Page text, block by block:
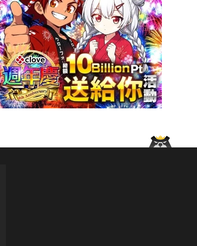
?
不再是轎車 ?
比硬頂版更加稀有?
全新水箱護罩氣宇非凡！?